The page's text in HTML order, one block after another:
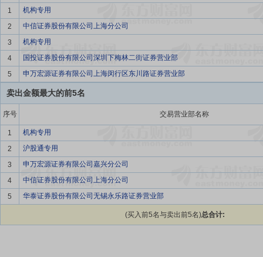
1
机构专用
2
中信证券股份有限公司上海分公司
3
机构专用
4
国投证券股份有限公司深圳下梅林二街证券营业部
5
申万宏源证券有限公司上海闵行区东川路证券营业部
卖出金额最大的前5名
序号 交易营业部名称
1
机构专用
2
沪股通专用
3
申万宏源证券有限公司嘉兴分公司
4
中信证券股份有限公司上海分公司
5
华泰证券股份有限公司无锡永乐路证券营业部
(买入前5名与卖出前5名)总合计: